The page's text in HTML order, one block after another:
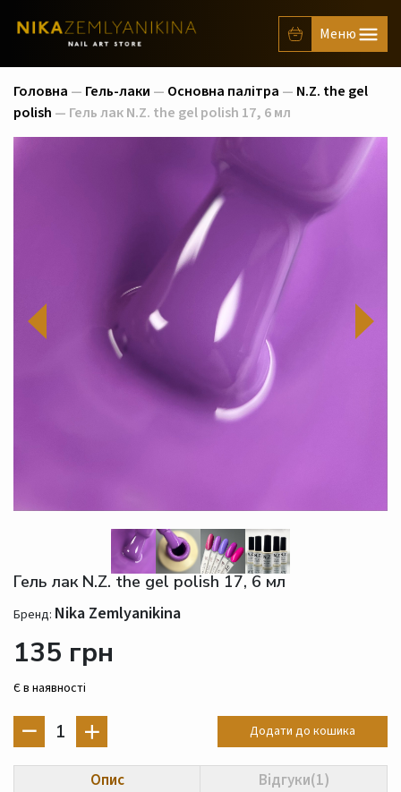
Головна — Гель-лаки — Основна палітра — N.Z. the gel
polish — Гель лак N.Z. the gel polish 17, 6 мл
Гель лак N.Z. the gel polish 17, 6 мл
Бренд: Nika Zemlyanikina
135 грн
Є в наявності
1 Додати до кошика
Опис Відгуки(1)